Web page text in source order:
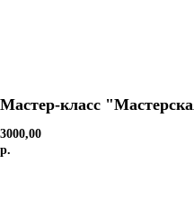
Мастер-класс
3000,00
р.